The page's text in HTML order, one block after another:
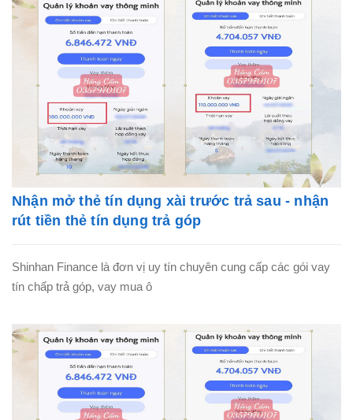
Nhận mở thẻ tín dụng xài trước trả sau - nhận
rút tiền thẻ tín dụng trả góp
Shinhan Finance là đơn vị uy tín chuyên cung cấp các gói vay
tín chấp trả góp, vay mua ô